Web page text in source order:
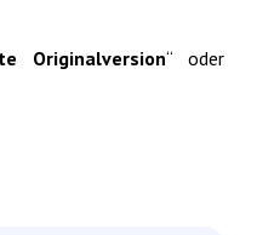
Originalversion“ oder